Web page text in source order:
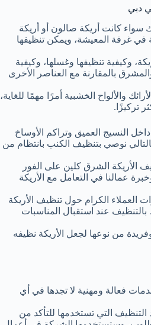
دبي
سواء كانت أريكة صالون أو أريكة
غرفة المعيشة، ويمكن تنظيفها
وكيفية تنظيفها وغسلها، وكيفية
بالمقارنة مع العناصر الأخرى
والألواح الخشبية أمرًا مهمًا للغاية،
تركيزًا.
داخل النسيج العميق وتراكم الأوساخ
نوصي بتنظيف الكنب بانتظام من
الأريكة الشرق كلين على الفور
عمالنا في التعامل مع الأريكة
العملاء الكرام حول تنظيف الأريكة
بالتنظيف عند استقبال المناسبات
من نوعها لجعل الأريكة نظيفه
فعالة ومهنية لا تجدها في أي
التي تستخدمها للتأكد من